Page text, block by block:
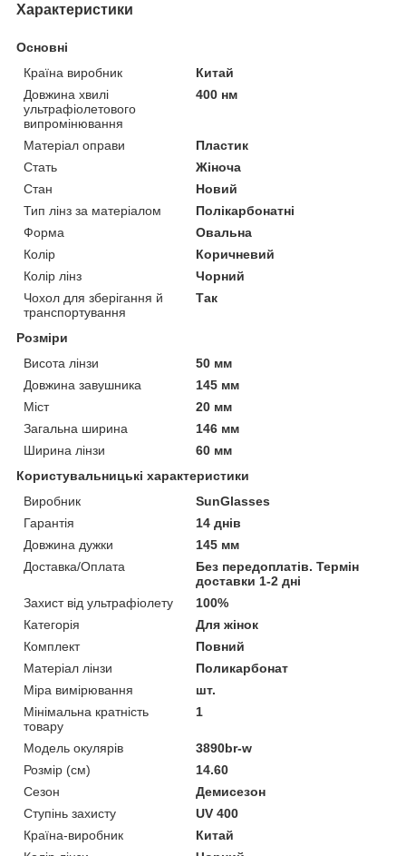
Характеристики
Основні
Країна виробник
Китай
Довжина хвилі
ультрафіолетового
випромінювання
400 нм
Матеріал оправи
Пластик
Стать
Жіноча
Стан
Новий
Тип лінз за матеріалом
Полікарбонатні
Форма
Овальна
Колір
Коричневий
Колір лінз
Чорний
Чохол для зберігання й
транспортування
Так
Розміри
Висота лінзи
50 мм
Довжина завушника
145 мм
Міст
20 мм
Загальна ширина
146 мм
Ширина лінзи
60 мм
Користувальницькі характеристики
Виробник
SunGlasses
Гарантія
14 днів
Довжина дужки
145 мм
Доставка/Оплата
Без передоплатів. Термін
доставки 1-2 дні
Захист від ультрафіолету
100%
Категорія
Для жінок
Комплект
Повний
Матеріал лінзи
Поликарбонат
Міра вимірювання
шт.
Мінімальна кратність
товару
1
Модель окулярів
3890br-w
Розмір (см)
14.60
Сезон
Демисезон
Ступінь захисту
UV 400
Країна-виробник
Китай